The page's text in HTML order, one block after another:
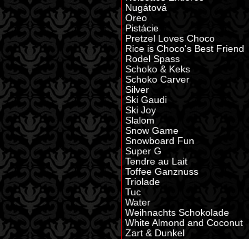
Nugátová
Oreo
Pistácie
Pretzel Loves Choco
Rice is Choco's Best Friend
Rodel Spass
Schoko & Keks
Schoko Carver
Silver
Ski Gaudi
Ski Joy
Slalom
Snow Game
Snowboard Fun
Super G
Tendre au Lait
Toffee Ganznuss
Triolade
Tuc
Water
Weihnachts Schokolade
White Almond and Coconut
Zart & Dunkel